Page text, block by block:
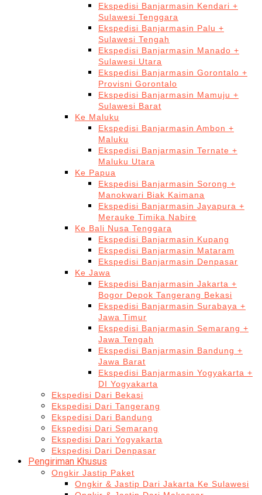
Ekspedisi Banjarmasin Kendari +
Sulawesi Tenggara
Ekspedisi Banjarmasin Palu +
Sulawesi Tengah
Ekspedisi Banjarmasin Manado +
Sulawesi Utara
Ekspedisi Banjarmasin Gorontalo +
Provisni Gorontalo
Ekspedisi Banjarmasin Mamuju +
Sulawesi Barat
Ke Maluku
Ekspedisi Banjarmasin Ambon +
Maluku
Ekspedisi Banjarmasin Ternate +
Maluku Utara
Ke Papua
Ekspedisi Banjarmasin Sorong +
Manokwari Biak Kaimana
Ekspedisi Banjarmasin Jayapura +
Merauke Timika Nabire
Ke Bali Nusa Tenggara
Ekspedisi Banjarmasin Kupang
Ekspedisi Banjarmasin Mataram
Ekspedisi Banjarmasin Denpasar
Ke Jawa
Ekspedisi Banjarmasin Jakarta +
Bogor Depok Tangerang Bekasi
Ekspedisi Banjarmasin Surabaya +
Jawa Timur
Ekspedisi Banjarmasin Semarang +
Jawa Tengah
Ekspedisi Banjarmasin Bandung +
Jawa Barat
Ekspedisi Banjarmasin Yogyakarta +
DI Yogyakarta
Ekspedisi Dari Bekasi
Ekspedisi Dari Tangerang
Ekspedisi Dari Bandung
Ekspedisi Dari Semarang
Ekspedisi Dari Yogyakarta
Ekspedisi Dari Denpasar
Pengiriman Khusus
Ongkir Jastip Paket
Ongkir & Jastip Dari Jakarta Ke Sulawesi